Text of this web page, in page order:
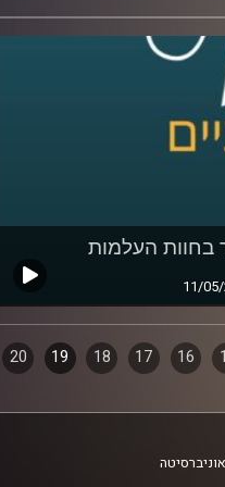
בחוות העלמות
11/
16
17
18
19
20